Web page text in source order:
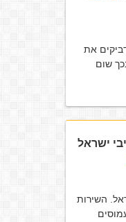
את
שום
ישראל
השירות